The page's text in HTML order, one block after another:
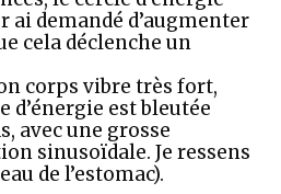
ai demandé d’augmenter
cela déclenche un
corps vibre très fort,
d’énergie est bleutée
avec une grosse
sinusoïdale. Je ressens
de l’estomac).